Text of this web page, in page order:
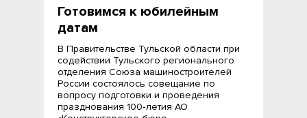
Готовимся к юбилейным
датам
В Правительстве Тульской области при
содействии Тульского регионального
отделения Союза машиностроителей
России состоялось совещание по
вопросу подготовки и проведения
празднования 100‑летия АО